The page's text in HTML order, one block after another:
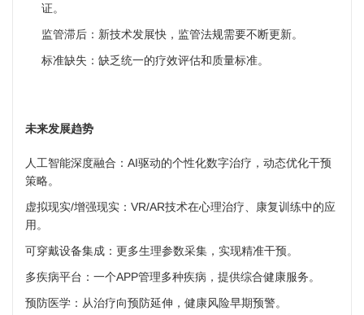
证。
监管滞后：新技术发展快，监管法规需要不断更新。
标准缺失：缺乏统一的疗效评估和质量标准。
未来发展趋势
人工智能深度融合：AI驱动的个性化数字治疗，动态优化干预
策略。
虚拟现实/增强现实：VR/AR技术在心理治疗、康复训练中的应
用。
可穿戴设备集成：更多生理参数采集，实现精准干预。
多疾病平台：一个APP管理多种疾病，提供综合健康服务。
预防医学：从治疗向预防延伸，健康风险早期预警。